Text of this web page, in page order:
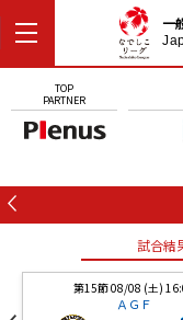
一
TOP
PARTNER
試合結
第15節 08/08 (土)
ＡＧＦ